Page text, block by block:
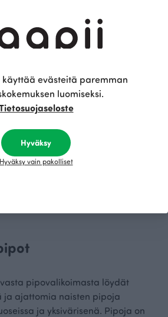
pipovalikoimasta löydät
ja ajattomia naisten pipoja
ja yksivärisenä. Pipoja on
käyttää evästeitä paremman
luomiseksi.
Hyväksy
Hyväksy vain pakolliset